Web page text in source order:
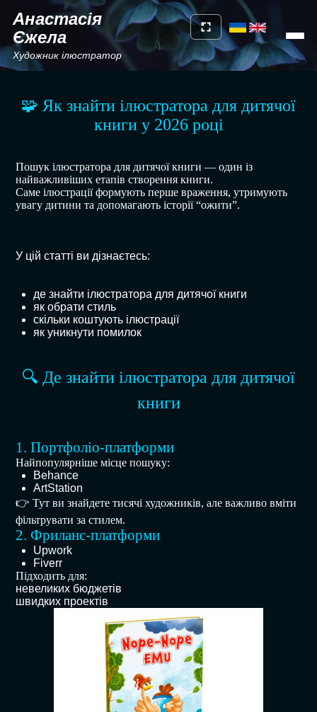
Анастасія
Єжела
Художник ілюстратор
🧩 Як знайти ілюстратора для дитячої
книги у 2026 році
Пошук ілюстратора для дитячої книги — один із
найважливіших етапів створення книги.
Саме ілюстрації формують перше враження, утримують
увагу дитини та допомагають історії “ожити”.
У цій статті ви дізнаєтесь:
де знайти ілюстратора для дитячої книги
як обрати стиль
скільки коштують ілюстрації
як уникнути помилок
🔍 Де знайти ілюстратора для дитячої
книги
1. Портфоліо-платформи
Найпопулярніше місце пошуку:
Behance
ArtStation
👉 Тут ви знайдете тисячі художників, але важливо вміти
фільтрувати за стилем.
2. Фриланс-платформи
Upwork
Fiverr
Підходить для:
невеликих бюджетів
швидких проектів